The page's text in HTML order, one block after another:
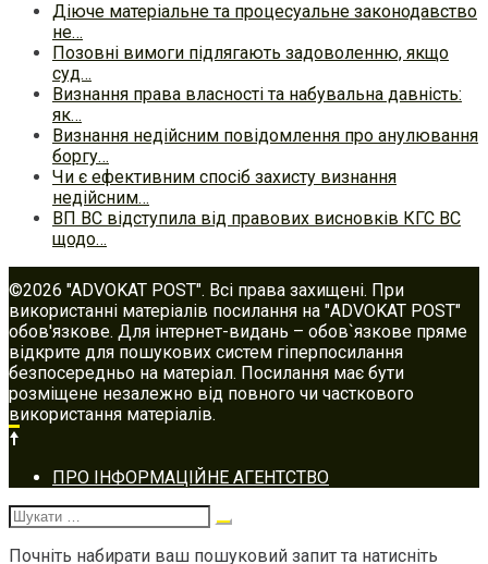
Діюче матеріальне та процесуальне законодавство
не…
Позовні вимоги підлягають задоволенню, якщо
суд…
Визнання права власності та набувальна давність:
як…
Визнання недійсним повідомлення про анулювання
боргу…
Чи є ефективним спосіб захисту визнання
недійсним…
ВП ВС відступила від правових висновків КГС ВС
щодо…
©2026 "ADVOKAT POST". Всі права захищені. При
використанні матеріалів посилання на "ADVOKAT POST"
обов'язкове. Для інтернет-видань – обов`язкове пряме
відкрите для пошукових систем гіперпосилання
безпосередньо на матеріал. Посилання має бути
розміщене незалежно від повного чи часткового
використання матеріалів.
Footer
navigation
ПРО ІНФОРМАЦІЙНЕ АГЕНТСТВО
Шукати:
Почніть набирати ваш пошуковий запит та натисніть